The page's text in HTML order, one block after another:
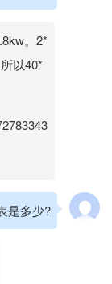
。2*
以40*
是多少?